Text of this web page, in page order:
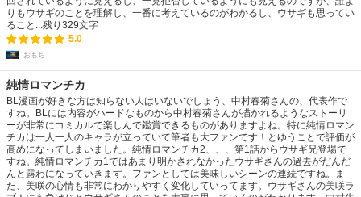
りもウサギのことを理解し、一番に考えているのがわかるし、ウサギも思ってい
ること...残り 329文字
5.0
おもち
純情ロマンチカ
BL漫画が好きな方は知らない人はいないでしょう、中村春菊さんの、代表作で
すね。BLには内容がハードなものから中村春菊さんが描かれるようなストーリ
ーが非常にコミカルで楽しんで鑑賞できるものがありますよね。特に純情ロマン
チカは一人一人のキャラが立っていて筆者も大ファンです！とゆうことで評価が
高めになってしまいました。純情ロマンチカ2、、、第1話からウサギ兄登場で
すね。純情ロマンチカ1ではあまり明かされなかったウサギさんの過去がだんだ
んと露わになっていきます。ファンとしては美味しいシーンの連続ですね。ま
た、美咲の心情も非常にわかりやすく変化していってます。ウサギさんの美咲ラ